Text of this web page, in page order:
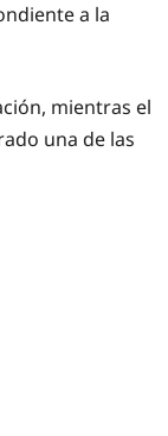
a la
mientras el
una de las